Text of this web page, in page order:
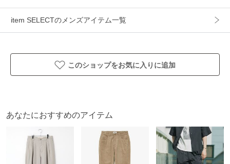
item SELECTのメンズアイテム一覧
このショップをお気に入りに追加
あなたにおすすめのアイテム